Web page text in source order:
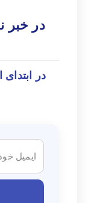
در خبر
در